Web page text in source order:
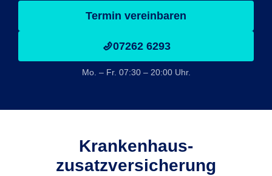
Termin vereinbaren
07262 6293
Mo. – Fr. 07:30 – 20:00 Uhr.
Krankenhaus­
zusatzversicherung